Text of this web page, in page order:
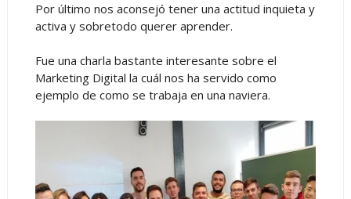
Por último nos aconsejó tener una actitud inquieta y
activa y sobretodo querer aprender.
Fue una charla bastante interesante sobre el
Marketing Digital la cuál nos ha servido como
ejemplo de como se trabaja en una naviera.